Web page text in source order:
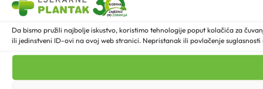
Da bismo pružili najbolje iskustvo, koristimo tehnologije poput kolačića za
ili jedinstveni ID-ovi na ovoj web stranici. Nepristanak ili povlačenje